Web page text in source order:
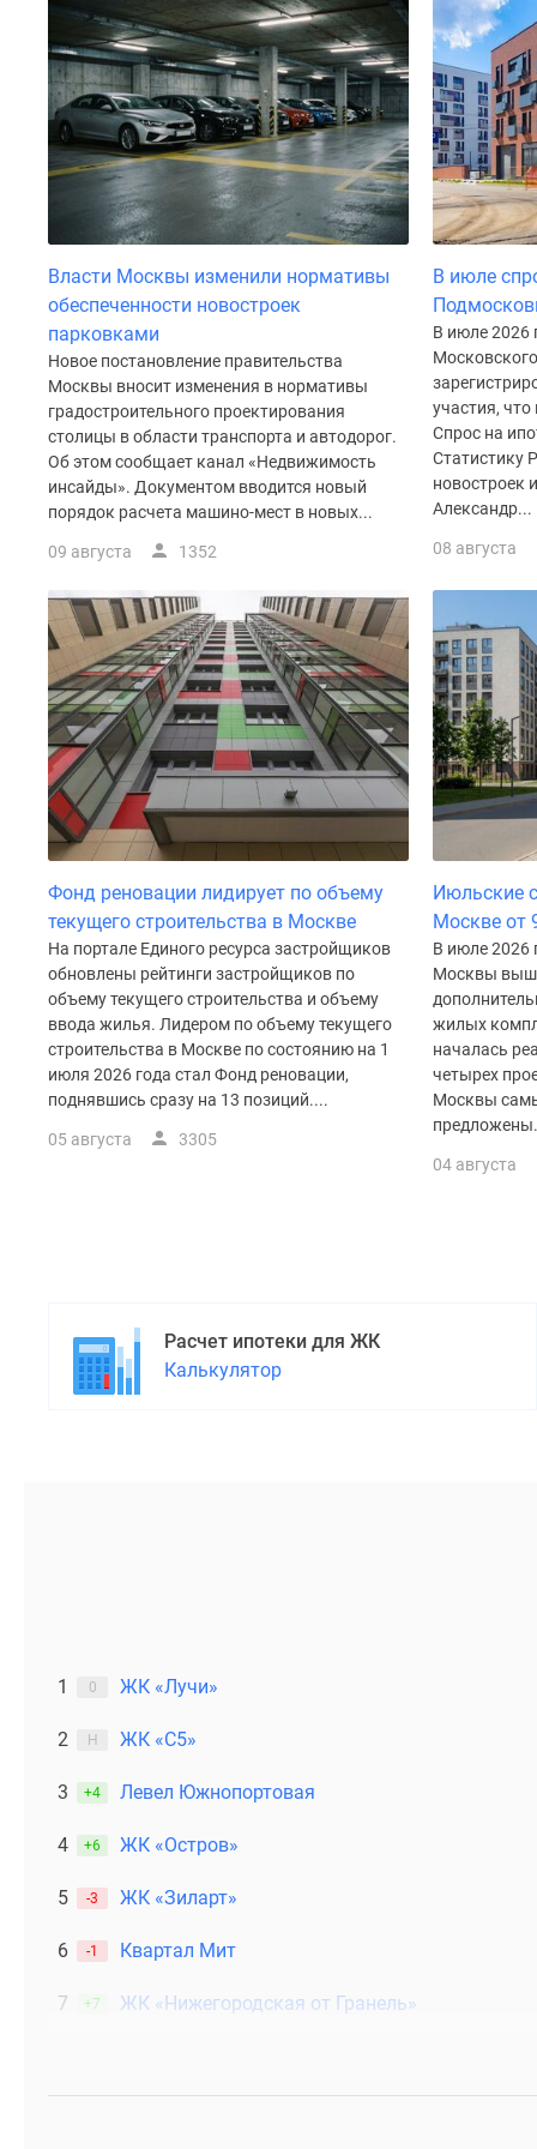
новостроек
Субсидированная
застройщиком
Москве
Программа
реновации
Москве
премиум-
бизнес-
класса
Рассрочка
ипотека
коттеджи
Коттеджные
поселки
Новой
Москве
Готовые
коттеджные
поселки
Строящиеся
коттеджные
поселки
Коттеджные
поселки
Коттеджные
поселки
Коттеджные
Власти Москвы изменили нормативы
обеспеченности новостроек
парковками
Новое постановление правительства
Москвы вносит изменения в нормативы
градостроительного проектирования
столицы в области транспорта и автодорог.
Об этом сообщает канал «Недвижимость
инсайды». Документом вводится новый
порядок расчета машино-мест в новых...
09 августа 1352
В июле
В июле 2026
участия,
Спрос на
Статистику
новостроек
Александр...
08 августа
Фонд реновации лидирует по объему
текущего строительства в Москве
На портале Единого ресурса застройщиков
обновлены рейтинги застройщиков по
объему текущего строительства и объему
ввода жилья. Лидером по объему текущего
строительства в Москве по состоянию на 1
июля 2026 года стал Фонд реновации,
поднявшись сразу на 13 позиций....
05 августа 3305
Июльские
Москве от
В июле 2026
Москвы
жилых
началась
четырех
Москвы
04 августа
Расчет ипотеки для ЖК
Калькулятор
1 0 ЖК «Лучи»
2 Н ЖК «С5»
3 +4 Левел Южнопортовая
4 +6 ЖК «Остров»
5 -3 ЖК «Зиларт»
6 -1 Квартал Мит
7 +7 ЖК «Нижегородская от Гранель»